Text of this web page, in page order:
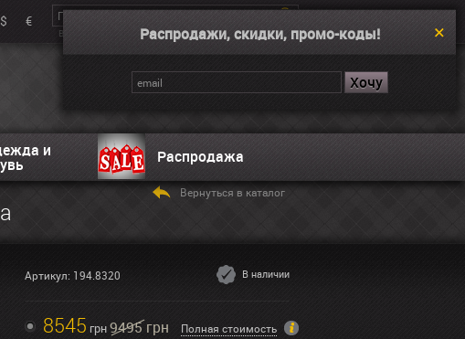
$ €
Введите поисковой запрос, например “Dual Time”
Корзина
Нет товаров
и Распродажа
Вернуться в каталог
Артикул: 194.8320 В наличии
8545 грн9495 грн Полная стоимость
Распродажи, скидки, промо-коды!